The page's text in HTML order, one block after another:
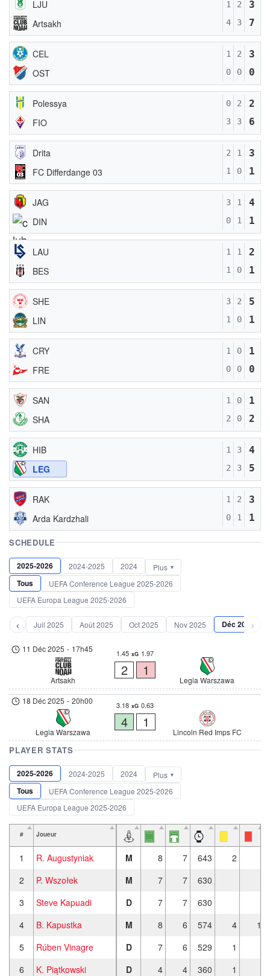
LJU
Artsakh
1
4
2
3
3
7
CEL
OST
1
0
2
0
3
0
Polessya
FIO
0
3
2
3
2
6
Drita
FC Differdange 03
2
1
1
0
3
1
JAG
DIN
3
0
1
1
4
1
LAU
BES
1
1
1
0
2
1
SHE
LIN
3
1
2
0
5
1
CRY
FRE
1
0
0
0
1
0
SAN
SHA
1
2
0
0
1
2
HIB
LEG
1
2
3
3
4
5
RAK
Arda Kardzhali
1
0
2
1
3
1
SCHEDULE
2025-2026 2024-2025 2024 Plus
Tous
UEFA Conference League 2025-2026
UEFA Europa League 2025-2026
‹ Juil 2025 Août 2025 Oct 2025 Nov 2025 Déc 2025›
11 Déc 2025 - 17h45
Artsakh
1.45 xG 1.97
2 1
Legia Warszawa
18 Déc 2025 - 20h00
Legia Warszawa
3.18 xG 0.63
4 1
Lincoln Red Imps FC
PLAYER STATS
2025-2026 2024-2025 2024 Plus
Tous
UEFA Conference League 2025-2026
UEFA Europa League 2025-2026
# Joueur
1 R. Augustyniak M 8 7 643
2
2
P. Wszołek M 7 7
630
3
Steve Kapuadi D 7 7
630
4
B. Kapustka M 8 6 574 4
1
5
Rúben Vinagre D 7 6 529
1
6
K. Piątkowski D 4 4 360
1